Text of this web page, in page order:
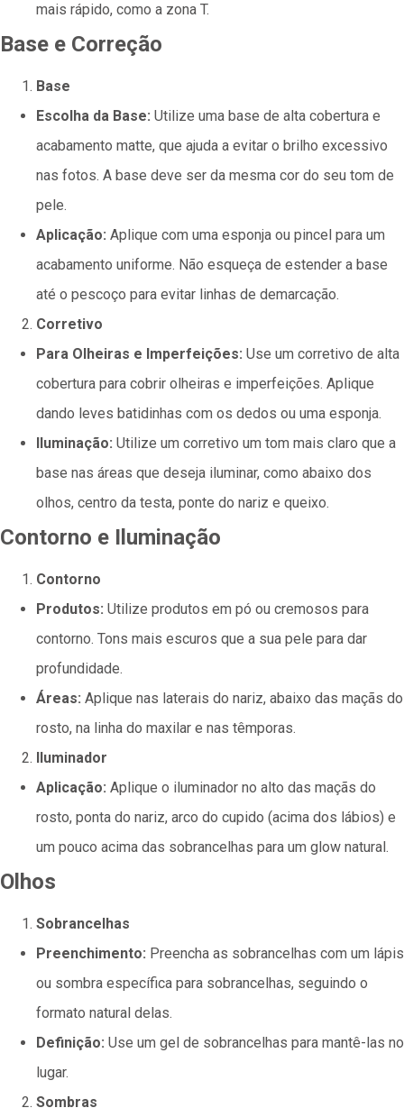
mais rápido, como a zona T.
Base e Correção
Base
Escolha da Base: Utilize uma base de alta cobertura e
acabamento matte, que ajuda a evitar o brilho excessivo
nas fotos. A base deve ser da mesma cor do seu tom de
pele.
Aplicação: Aplique com uma esponja ou pincel para um
acabamento uniforme. Não esqueça de estender a base
até o pescoço para evitar linhas de demarcação.
Corretivo
Para Olheiras e Imperfeições: Use um corretivo de alta
cobertura para cobrir olheiras e imperfeições. Aplique
dando leves batidinhas com os dedos ou uma esponja.
Iluminação: Utilize um corretivo um tom mais claro que a
base nas áreas que deseja iluminar, como abaixo dos
olhos, centro da testa, ponte do nariz e queixo.
Contorno e Iluminação
Contorno
Produtos: Utilize produtos em pó ou cremosos para
contorno. Tons mais escuros que a sua pele para dar
profundidade.
Áreas: Aplique nas laterais do nariz, abaixo das maçãs do
rosto, na linha do maxilar e nas têmporas.
Iluminador
Aplicação: Aplique o iluminador no alto das maçãs do
rosto, ponta do nariz, arco do cupido (acima dos lábios) e
um pouco acima das sobrancelhas para um glow natural.
Olhos
Sobrancelhas
Preenchimento: Preencha as sobrancelhas com um lápis
ou sombra específica para sobrancelhas, seguindo o
formato natural delas.
Definição: Use um gel de sobrancelhas para mantê-las no
lugar.
Sombras